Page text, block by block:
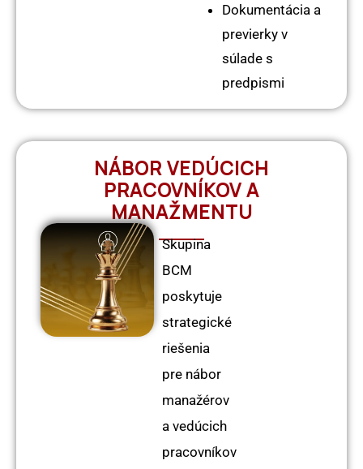
Dokumentácia a
previerky v
súlade s
predpismi
NÁBOR VEDÚCICH
PRACOVNÍKOV A
MANAŽMENTU
Skupina
BCM
poskytuje
strategické
riešenia
pre nábor
manažérov
a vedúcich
pracovníkov